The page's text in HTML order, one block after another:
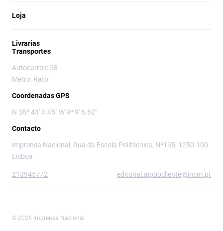
Loja
Livrarias
Transportes
Autocarros: 58
Metro: Rato
Coordenadas GPS
N 38º 43' 4.45" W 9º 9' 6.62"
Contacto
Imprensa Nacional, Rua da Escola Politécnica, Nº135, 1250-100
Lisboa
213945772 editorial.apoiocliente@incm.pt
© 2026 Imprensa Nacional